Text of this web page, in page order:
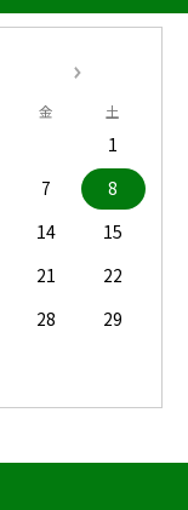
金 土
1
7
8
14
15
21
22
28
29